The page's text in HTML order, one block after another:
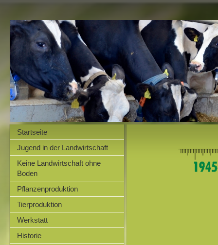
Startseite
Jugend in der Landwirtschaft
Keine Landwirtschaft ohne
Boden
Pflanzenproduktion
Tierproduktion
Werkstatt
Historie